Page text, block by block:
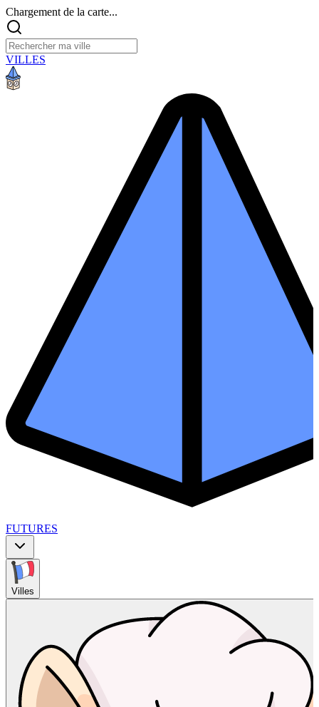
Chargement de la carte...
VILLES
FUTURES
Villes